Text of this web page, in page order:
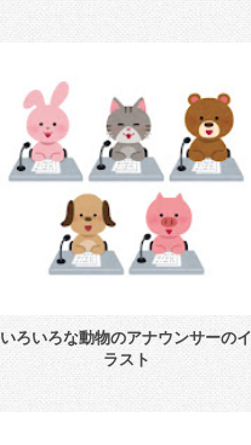
いろいろな動物のアナウンサーのイ
ラスト